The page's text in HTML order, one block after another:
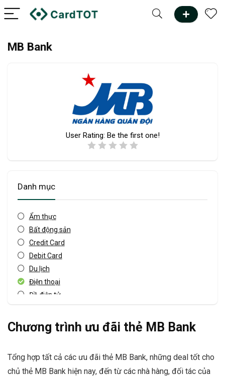
MB Bank
User Rating: Be the first one!
Danh mục
Ẩm thực
Bất động sản
Credit Card
Debit Card
Du lịch
Điện thoại
Đồ điện tử
JCB card
Khách sạn
Master card
Chương trình ưu đãi thẻ MB Bank
Tổng hợp tất cả các ưu đãi thẻ MB Bank, những deal tốt cho
chủ thẻ MB Bank hiện nay, đến từ các nhà hàng, đối tác của